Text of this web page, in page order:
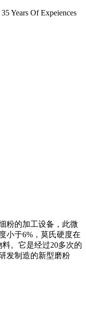
Years Of Expeiences
粉的加工设备，此微
小于6%，莫氏硬度在
。它是经过20多次的
发制造的新型磨粉